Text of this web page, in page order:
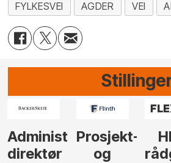
FYLKESVEI AGDER VEI
HR-
rådgiver
Prosjektleder
/